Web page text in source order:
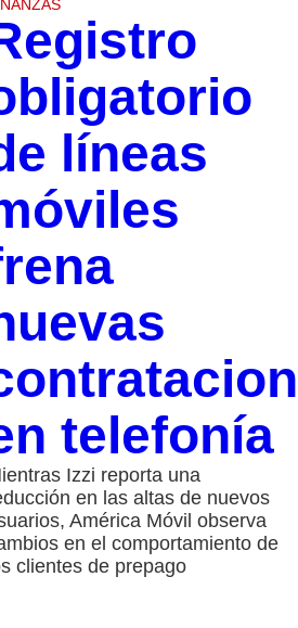
líneas
telefonía
Izzi reporta una
en las altas de nuevos
América Móvil observa
en el comportamiento de
clientes de prepago